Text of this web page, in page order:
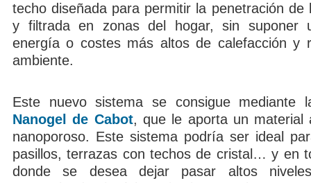
techo diseñada para permitir la penetración de
y filtrada en zonas del hogar, sin suponer
energía o costes más altos de calefacción y
ambiente.
Este nuevo sistema se consigue mediante
Nanogel de Cabot, que le aporta un material
nanoporoso. Este sistema podría ser ideal
pasillos, terrazas con techos de cristal… y en
donde se desea dejar pasar altos